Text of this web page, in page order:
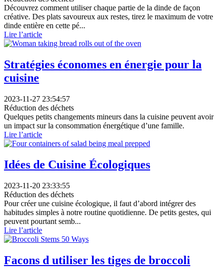
Découvrez comment utiliser chaque partie de la dinde de façon
créative. Des plats savoureux aux restes, tirez le maximum de votre
dinde entière en cette pé...
Lire l’article
Stratégies économes en énergie pour la
cuisine
2023-11-27 23:54:57
Réduction des déchets
Quelques petits changements mineurs dans la cuisine peuvent avoir
un impact sur la consommation énergétique d’une famille.
Lire l’article
Idées de Cuisine Écologiques
2023-11-20 23:33:55
Réduction des déchets
Pour créer une cuisine écologique, il faut d’abord intégrer des
habitudes simples à notre routine quotidienne. De petits gestes, qui
peuvent pourtant semb...
Lire l’article
Facons d utiliser les tiges de broccoli